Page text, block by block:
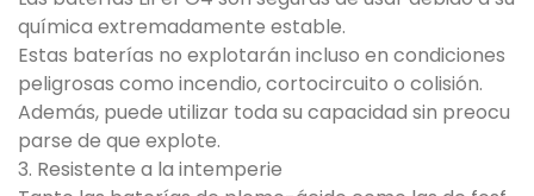
química extremadamente estable.
Estas baterías no explotarán incluso en condiciones
peligrosas como incendio, cortocircuito o colisión.
Además, puede utilizar toda su capacidad sin preocu
parse de que explote.
3. Resistente a la intemperie